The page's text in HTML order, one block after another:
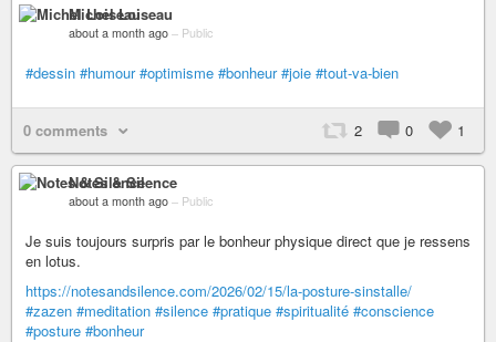
Michel Loiseau
about a month ago – Public
#dessin #humour #optimisme #bonheur #joie #tout-va-bien
0 comments 2 0 1
Notes & Silence
about a month ago – Public
Je suis toujours surpris par le bonheur physique direct que je ressens
en lotus.
https://notesandsilence.com/2026/02/15/la-posture-sinstalle/
#zazen #meditation #silence #pratique #spiritualité #conscience
#posture #bonheur